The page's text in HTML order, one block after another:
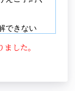
した。